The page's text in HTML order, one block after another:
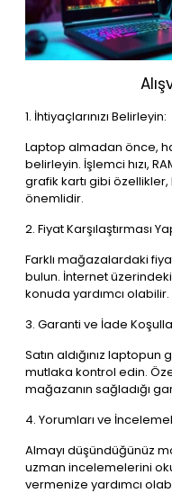
1. İhtiyaçlarınızı Belirleyin:
Laptop almadan önce,
belirleyin. İşlemci hızı,
grafik kartı gibi özellikler,
önemlidir.
2. Fiyat Karşılaştırması
Farklı mağazalardaki
bulun. İnternet
konuda yardımcı olabilir.
3. Garanti ve İade
Satın aldığınız
mutlaka kontrol edin.
mağazanın sağladığı
4. Yorumları ve
Almayı düşündüğünüz
uzman incelemelerini
vermenize yardımcı